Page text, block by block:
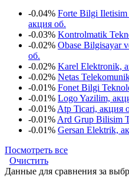
-0.04% Forte Bilgi
акция об.
-0.03% Kontrolmatik
-0.02% Obase Bilgisayar
об.
-0.02% Karel Elektronik,
-0.02% Netas
-0.01% Fonet Bilgi
-0.01% Logo Yazilim,
-0.01% Atp Ticari, акция
-0.01% Ard Grup Bilisim
-0.01% Gersan Elektrik,
Посмотреть все
Очистить
Данные для сравнения за